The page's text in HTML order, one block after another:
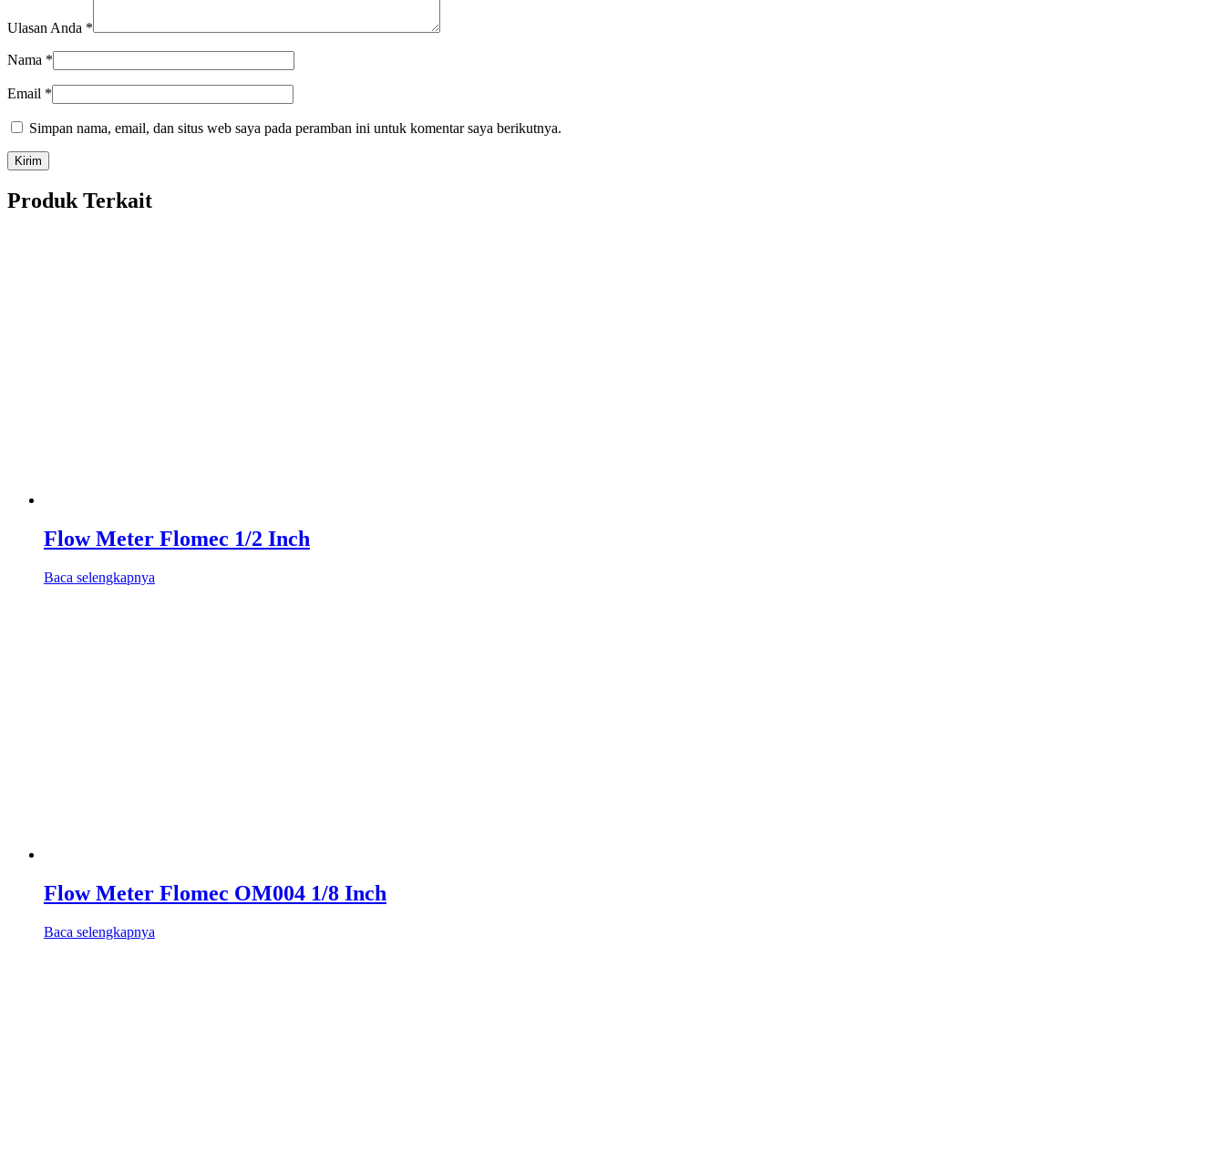
Ulasan Anda *
Nama *
Email *
Simpan nama, email, dan situs web saya pada peramban ini untuk komentar saya berikutnya.
Produk Terkait
Flow Meter Flomec 1/2 Inch
Baca selengkapnya
Flow Meter Flomec OM004 1/8 Inch
Baca selengkapnya